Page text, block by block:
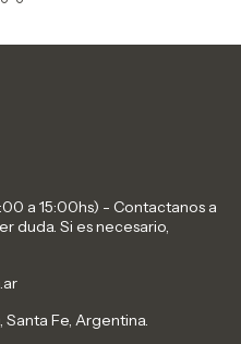
a 15:00hs) - Contactanos a
duda. Si es necesario,
Fe, Argentina.